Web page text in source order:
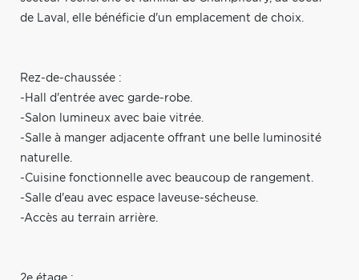
de Laval, elle bénéficie d'un emplacement de choix.
Rez-de-chaussée :
-Hall d'entrée avec garde-robe.
-Salon lumineux avec baie vitrée.
-Salle à manger adjacente offrant une belle luminosité
naturelle.
-Cuisine fonctionnelle avec beaucoup de rangement.
-Salle d'eau avec espace laveuse-sécheuse.
-Accès au terrain arrière.